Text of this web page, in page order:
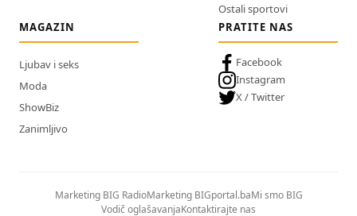
Ostali sportovi
MAGAZIN
Ljubav i seks
Moda
ShowBiz
Zanimljivo
PRATITE NAS
Facebook
Instagram
X / Twitter
Marketing BIG RadioMarketing BIGportal.baMi smo BIG
Vodič oglašavanjaKontaktirajte nas